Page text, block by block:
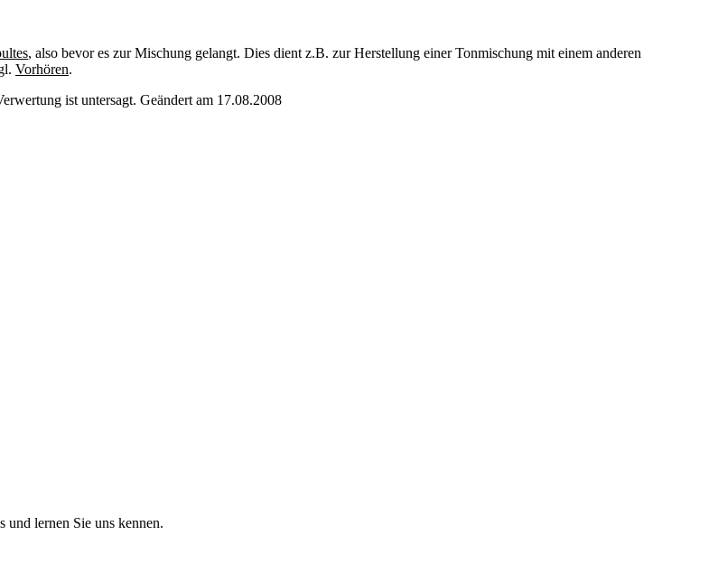
, also bevor es zur Mischung gelangt. Dies dient z.B. zur Herstellung einer Tonmischung mit einem anderen
Vorhören.
ist untersagt. Geändert am 17.08.2008
lernen Sie uns kennen.